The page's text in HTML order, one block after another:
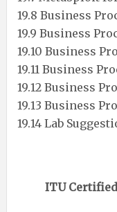
19.8 Business
19.9 Business
19.10 Business
19.11 Business
19.12 Business
19.13 Business
19.14 Lab